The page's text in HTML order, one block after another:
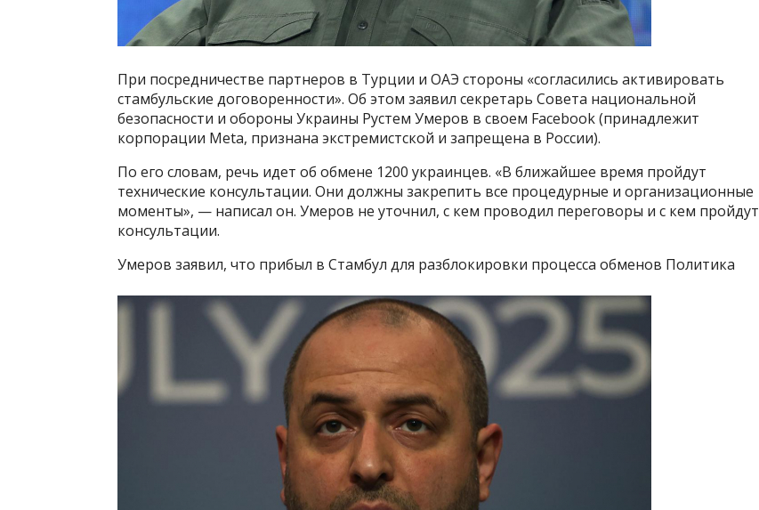
При посредничестве партнеров в Турции и ОАЭ стороны «согласились активировать
стамбульские договоренности». Об этом заявил секретарь Совета национальной
безопасности и обороны Украины Рустем Умеров в своем Facebook (принадлежит
корпорации Meta, признана экстремистской и запрещена в России).
По его словам, речь идет об обмене 1200 украинцев. «В ближайшее время пройдут
технические консультации. Они должны закрепить все процедурные и организационные
моменты», — написал он. Умеров не уточнил, с кем проводил переговоры и с кем пройдут
консультации.
Умеров заявил, что прибыл в Стамбул для разблокировки процесса обменов Политика